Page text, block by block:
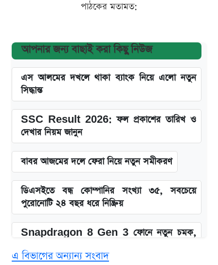
পাঠকের মতামত:
আপনার জন্য বাছাই করা কিছু নিউজ
এস আলমের দখলে থাকা ব্যাংক নিয়ে এলো নতুন
সিদ্ধান্ত
SSC Result 2026: ফল প্রকাশের তারিখ ও
দেখার নিয়ম জানুন
বাবর আজমের দলে ফেরা নিয়ে নতুন সমীকরণ
ডিএসইতে বন্ধ কোম্পানির সংখ্যা ৩৫, সবচেয়ে
পুরোনোটি ২৪ বছর ধরে নিষ্ক্রিয়
Snapdragon 8 Gen 3 ফোনে নতুন চমক,
এ বিভাগের অন্যান্য সংবাদ